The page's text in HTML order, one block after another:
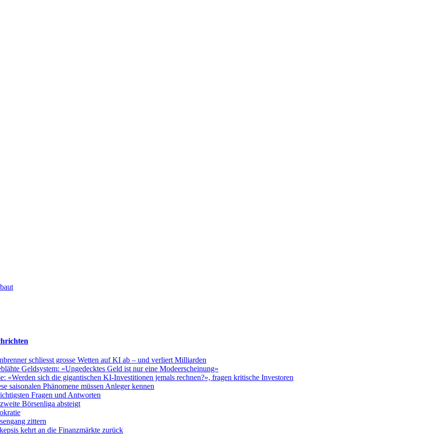
schliesst grosse Wetten auf KI ab – und verliert Milliarden
Geldsystem: «Ungedecktes Geld ist nur eine Modeerscheinung»
«Werden sich die gigantischen KI-Investitionen jemals rechnen?», fragen kritische Investoren
saisonalen Phänomene müssen Anleger kennen
Fragen und Antworten
Börsenliga absteigt
zittern
kehrt an die Finanzmärkte zurück